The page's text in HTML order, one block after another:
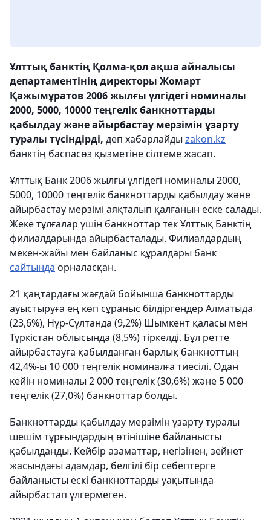
Ұлттық банктің Қолма-қол ақша айналысы
департаментінің директоры Жомарт
Қажымұратов 2006 жылғы үлгідегі номиналы
2000, 5000, 10000 теңгелік банкноттарды
қабылдау және айырбастау мерзімін ұзарту
туралы түсіндірді, деп хабарлайды zakon.kz
банктің баспасөз қызметіне сілтеме жасап.
Ұлттық Банк 2006 жылғы үлгідегі номиналы 2000,
5000, 10000 теңгелік банкноттарды қабылдау және
айырбастау мерзімі аяқталып қалғанын еске салады.
Жеке тұлғалар үшін банкноттар тек Ұлттық Банктің
филиалдарында айырбасталады. Филиалдардың
мекен-жайы мен байланыс құралдары банк
сайтында орналасқан.
21 қаңтардағы жағдай бойынша банкноттарды
ауыстыруға ең көп сұраныс білдіргендер Алматыда
(23,6%), Нұр-Сұлтанда (9,2%) Шымкент қаласы мен
Түркістан облысында (8,5%) тіркелді. Бұл ретте
айырбастауға қабылданған барлық банкноттың
42,4%-ы 10 000 теңгелік номиналға тиесілі. Одан
кейін номиналы 2 000 теңгелік (30,6%) және 5 000
теңгелік (27,0%) банкноттар болды.
Банкноттарды қабылдау мерзімін ұзарту туралы
шешім тұрғындардың өтінішіне байланысты
қабылданды. Кейбір азаматтар, негізінен, зейнет
жасындағы адамдар, белгілі бір себептерге
байланысты ескі банкноттарды уақытында
айырбастап үлгермеген.